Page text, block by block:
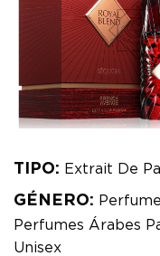
TIPO: Extrait De
GÉNERO:
Perfumes Árabes
Unisex